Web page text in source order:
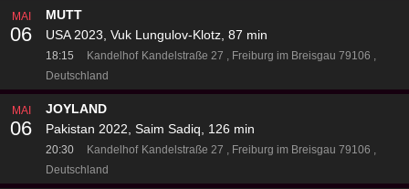
MAI
06
MUTT
USA 2023, Vuk Lungulov-Klotz, 87 min
18:15 Kandelhof Kandelstraße 27
Freiburg im Breisgau 79106
Deutschland
MAI
06
JOYLAND
Pakistan 2022, Saim Sadiq, 126 min
20:30 Kandelhof Kandelstraße 27
Freiburg im Breisgau 79106
Deutschland